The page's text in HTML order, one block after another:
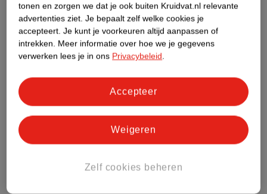
Nature Impact Score
Dit product heeft (nog) geen Nature
Impact Score.
Meer informatie
Bestel & Bezorginformatie
tonen en zorgen we dat je ook buiten Kruidvat.nl relevante
advertenties ziet. Je bepaalt zelf welke cookies je
accepteert. Je kunt je voorkeuren altijd aanpassen of
intrekken. Meer informatie over hoe we je gegevens
verwerken lees je in ons Privacybeleid.
Zelf cookies beheren
Weigeren
Accepteer